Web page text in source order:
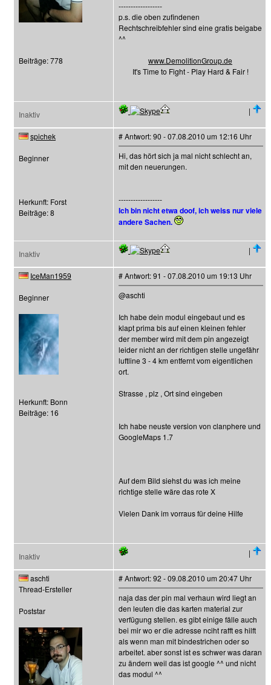
Beiträge: 778
------------------
p.s. die oben zufindenen
Rechtschreibfehler sind eine gratis beigabe
^^
www.DemolitionGroup.de
It's Time to Fight - Play Hard & Fair !
Inaktiv |
spichek
Beginner
Herkunft: Forst
Beiträge: 8
# Antwort: 90 - 07.08.2010 um 12:16 Uhr
Hi, das hört sich ja mal nicht schlecht an,
mit den neuerungen.
------------------
Ich bin nicht etwa doof, ich weiss nur viele
andere Sachen.
Inaktiv |
IceMan1959
Beginner
Herkunft: Bonn
Beiträge: 16
# Antwort: 91 - 07.08.2010 um 19:13 Uhr
@aschti
Ich habe dein modul eingebaut und es
klapt prima bis auf einen kleinen fehler
der member wird mit dem pin angezeigt
leider nicht an der richtigen stelle ungefähr
luftline 3 - 4 km entfernt vom eigentlichen
ort.
Strasse , plz , Ort sind eingeben
Ich habe neuste version von clanphere und
GoogleMaps 1.7
Auf dem Bild siehst du was ich meine
richtige stelle wäre das rote X
Vielen Dank im vorraus für deine Hilfe
Inaktiv |
aschti
Thread-Ersteller
Poststar
# Antwort: 92 - 09.08.2010 um 20:47 Uhr
naja das der pin mal verhaun wird liegt an
den leuten die das karten material zur
verfügung stellen. es gibt einige fälle auch
bei mir wo er die adresse nciht rafft es hilft
als wenn man mit bindestrichen oder so
arbeitet. aber sonst ist es schwer was daran
zu ändern weil das ist google ^^ und nicht
das modul ^^